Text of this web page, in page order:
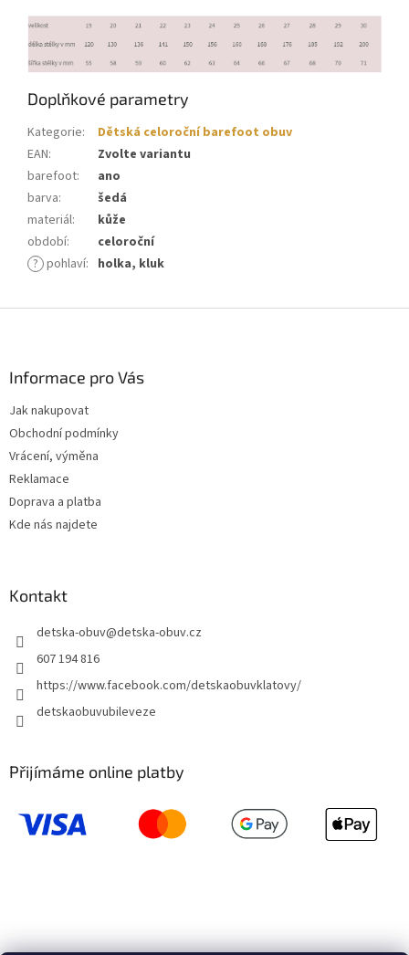
Doplňkové parametry
Kategorie:
Dětská celoroční barefoot obuv
EAN:
Zvolte variantu
barefoot:
ano
barva:
šedá
materiál:
kůže
období:
celoroční
? pohlaví: holka, kluk
Informace pro Vás
Jak nakupovat
Obchodní podmínky
Vrácení, výměna
Reklamace
Doprava a platba
Kde nás najdete
Kontakt
detska-obuv@detska-obuv.cz
607 194 816
https://www.facebook.com/detskaobuvklatovy/
detskaobuvubileveze
Přijímáme online platby